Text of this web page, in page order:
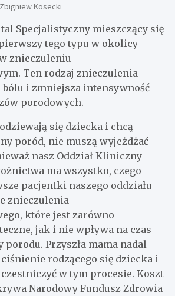
Zbigniew Kosecki
Specjalistyczny mieszczący się
tego typu w okolicy
znieczuleniu
Ten rodzaj znieczulenia
bólu i zmniejsza intensywność
porodowych.
się dziecka i chcą
poród, nie muszą wyjeżdżać
nasz Oddział Kliniczny
ma wszystko, czego
pacjentki naszego oddziału
znieczulenia
które jest zarówno
jak i nie wpływa na czas
Przyszła mama nadal
rodzącego się dziecka i
w tym procesie. Koszt
Narodowy Fundusz Zdrowia